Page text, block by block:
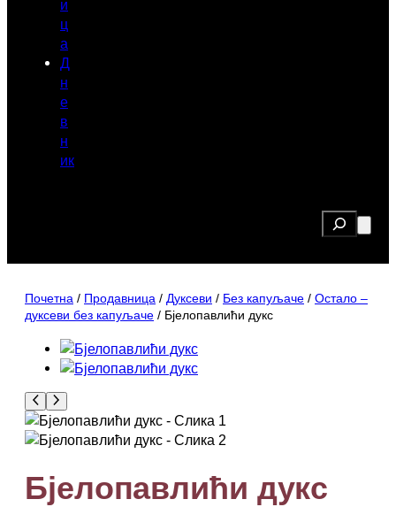
и
ц
а
Д
н
е
в
н
ик
Search
Почетна / Продавница / Дуксеви / Без капуљаче / Остало –
дуксеви без капуљаче / Бјелопавлићи дукс
Бјелопавлићи дукс